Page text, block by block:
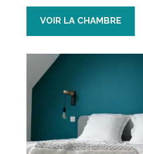
VOIR LA CHAMBRE